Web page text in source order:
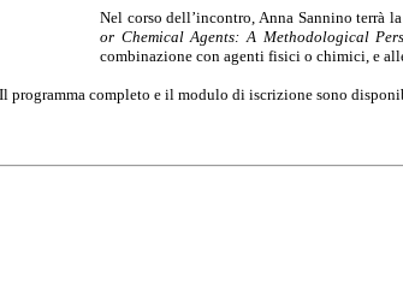
Nel corso dell’incontro, Anna Sannino terrà
or Chemical Agents: A Methodological
combinazione con agenti fisici o chimici, e
programma completo e il modulo di iscrizione sono